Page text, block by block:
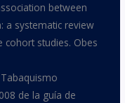
between
a systematic review
cohort studies. Obes
de la guía de